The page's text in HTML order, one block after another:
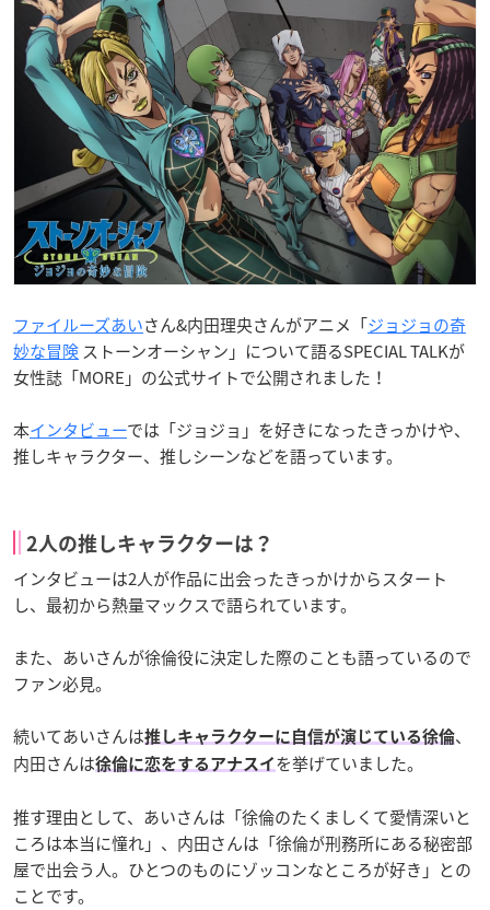
ファイルーズあいさん&内田理央さんがアニメ「ジョジョの奇
妙な冒険 ストーンオーシャン」について語るSPECIAL TALKが
女性誌「MORE」の公式サイトで公開されました！
本インタビューでは「ジョジョ」を好きになったきっかけや、
推しキャラクター、推しシーンなどを語っています。
2人の推しキャラクターは？
インタビューは2人が作品に出会ったきっかけからスタート
し、最初から熱量マックスで語られています。
また、あいさんが徐倫役に決定した際のことも語っているので
ファン必見。
続いてあいさんは推しキャラクターに自信が演じている徐倫、
内田さんは徐倫に恋をするアナスイ を挙げていました。
推す理由として、あいさんは「徐倫のたくましくて愛情深いと
ころは本当に憧れ」、内田さんは「徐倫が刑務所にある秘密部
屋で出会う人。ひとつのものにゾッコンなところが好き」との
ことです。